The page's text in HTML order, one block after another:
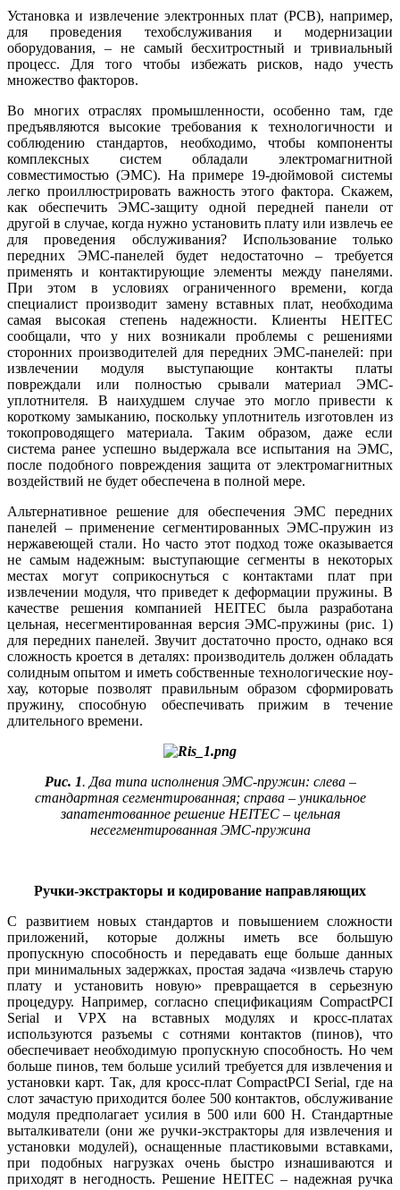
Установка и извлечение электронных плат (PCB), например,
для проведения техобслуживания и модернизации
оборудования, – не самый бесхитростный и тривиальный
процесс. Для того чтобы избежать рисков, надо учесть
множество факторов.
Во многих отраслях промышленности, особенно там, где
предъявляются высокие требования к технологичности и
соблюдению стандартов, необходимо, чтобы компоненты
комплексных систем обладали электромагнитной
совместимостью (ЭМС). На примере 19‑дюймовой системы
легко проиллюстрировать важность этого фактора. Скажем,
как обеспечить ЭМС-защиту одной передней панели от
другой в случае, когда нужно установить плату или извлечь ее
для проведения обслуживания? Использование только
передних ЭМС-панелей будет недостаточно – требуется
применять и контактирующие элементы между панелями.
При этом в условиях ограниченного времени, когда
специалист производит замену вставных плат, необходима
самая высокая степень надежности. Клиенты HEITEC
сообщали, что у них возникали проблемы с решениями
сторонних производителей для передних ЭМС-панелей: при
извлечении модуля выступающие контакты платы
повреждали или полностью срывали материал ЭМС-
уплотнителя. В наихудшем случае это могло привести к
короткому замыканию, поскольку уплотнитель изготовлен из
токопроводящего материала. Таким образом, даже если
система ранее успешно выдержала все испытания на ЭМС,
после подобного повреждения защита от электромагнитных
воздействий не будет обеспечена в полной мере.
Альтернативное решение для обеспечения ЭМС передних
панелей – применение сегментированных ЭМС-пружин из
нержавеющей стали. Но часто этот подход тоже оказывается
не самым надежным: выступающие сегменты в некоторых
местах могут соприкоснуться с контактами плат при
извлечении модуля, что приведет к деформации пружины. В
качестве решения компанией HEITEC была разработана
цельная, несегментированная версия ЭМС-пружины (рис. 1)
для передних панелей. Звучит достаточно просто, однако вся
сложность кроется в деталях: производитель должен обладать
солидным опытом и иметь собственные технологические ноу-
хау, которые позволят правильным образом сформировать
пружину, способную обеспечивать прижим в течение
длительного времени.
Рис. 1. Два типа исполнения ЭМС-пружин: слева –
стандартная сегментированная; справа – уникальное
запатентованное решение HEITEC – цельная
несегментированная ЭМС-пружина
Ручки-экстракторы и кодирование направляющих
С развитием новых стандартов и повышением сложности
приложений, которые должны иметь все большую
пропускную способность и передавать еще больше данных
при минимальных задержках, простая задача «извлечь старую
плату и установить новую» превращается в серьезную
процедуру. Например, согласно спецификациям CompactPCI
Serial и VPX на вставных модулях и кросс-платах
используются разъемы с сотнями контактов (пинов), что
обеспечивает необходимую пропускную способность. Но чем
больше пинов, тем больше усилий требуется для извлечения и
установки карт. Так, для кросс-плат CompactPCI Serial, где на
слот зачастую приходится более 500 контактов, обслуживание
модуля предполагает усилия в 500 или 600 Н. Стандартные
выталкиватели (они же ручки-экстракторы для извлечения и
установки модулей), оснащенные пластиковыми вставками,
при подобных нагрузках очень быстро изнашиваются и
приходят в негодность. Решение HEITEC – надежная ручка